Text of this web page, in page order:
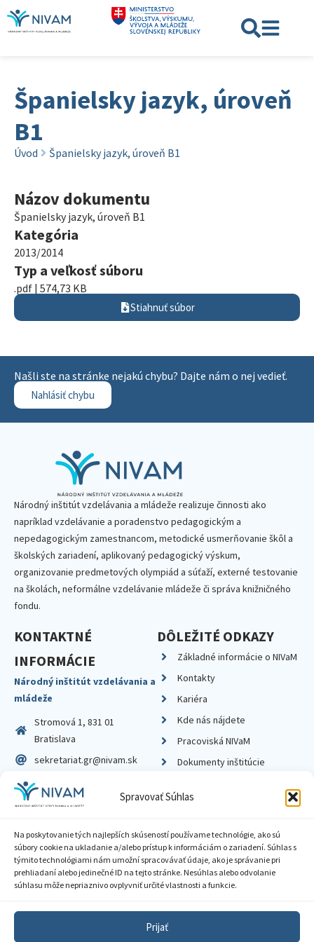
Spravovať Súhlas
Na poskytovanie tých najlepších skúseností používame technológie, ako sú
súbory cookie na ukladanie a/alebo prístup k informáciám o zariadení. Súhlas s
týmito technológiami nám umožní spracovávať údaje, ako je správanie pri
prehliadaní alebo jedinečné ID na tejto stránke. Nesúhlas alebo odvolanie
súhlasu môže nepriaznivo ovplyvniť určité vlastnosti a funkcie.
Prijať
Španielsky jazyk, úroveň
B1
Úvod Španielsky jazyk, úroveň B1
Názov dokumentu
Španielsky jazyk, úroveň B1
Kategória
2013/2014
Typ a veľkosť súboru
.pdf | 574,73 KB
Stiahnuť súbor
Našli ste na stránke nejakú chybu? Dajte nám o nej vedieť.
Nahlásiť chybu
Národný inštitút vzdelávania a mládeže realizuje činnosti ako
napríklad vzdelávanie a poradenstvo pedagogickým a
nepedagogickým zamestnancom, metodické usmerňovanie škôl a
školských zariadení, aplikovaný pedagogický výskum,
organizovanie predmetových olympiád a súťaží, externé testovanie
na školách, neformálne vzdelávanie mládeže či správa knižničného
fondu.
KONTAKTNÉ
INFORMÁCIE
Národný inštitút vzdelávania a
mládeže
Stromová 1, 831 01
Bratislava
sekretariat.gr@nivam.sk
IČO: 00164348
DIČ: 2020798714
DÔLEŽITÉ ODKAZY
Základné informácie o NIVaM
Kontakty
Kariéra
Kde nás nájdete
Pracoviská NIVaM
Dokumenty inštitúcie
Zásady ochrany súkromia
Sprístupnenie informácií